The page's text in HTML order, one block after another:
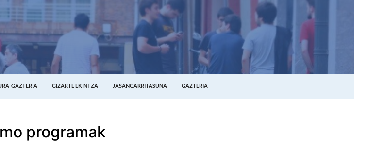
GAZTERIA GIZARTE EKINTZA JASANGARRITASUNA GAZTERIA
programak